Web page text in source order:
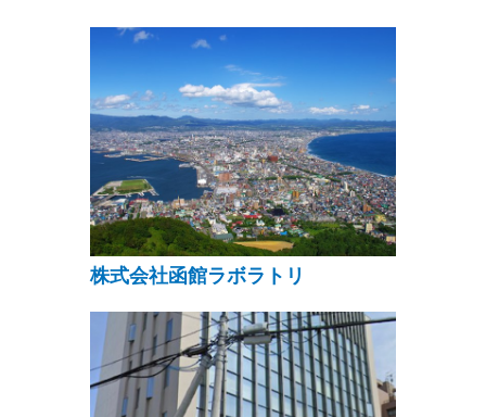
株式会社函館ラボラトリ